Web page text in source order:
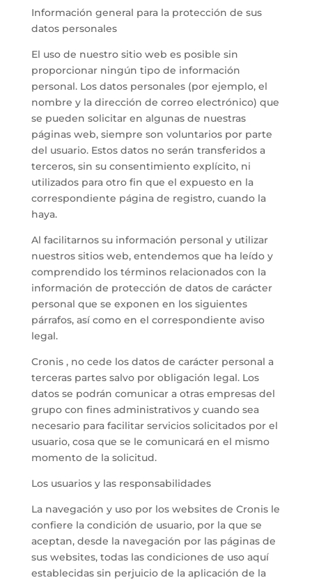
Información general para la protección de sus
datos personales
El uso de nuestro sitio web es posible sin
proporcionar ningún tipo de información
personal. Los datos personales (por ejemplo, el
nombre y la dirección de correo electrónico) que
se pueden solicitar en algunas de nuestras
páginas web, siempre son voluntarios por parte
del usuario. Estos datos no serán transferidos a
terceros, sin su consentimiento explícito, ni
utilizados para otro fin que el expuesto en la
correspondiente página de registro, cuando la
haya.
Al facilitarnos su información personal y utilizar
nuestros sitios web, entendemos que ha leído y
comprendido los términos relacionados con la
información de protección de datos de carácter
personal que se exponen en los siguientes
párrafos, así como en el correspondiente aviso
legal.
Cronis , no cede los datos de carácter personal a
terceras partes salvo por obligación legal. Los
datos se podrán comunicar a otras empresas del
grupo con fines administrativos y cuando sea
necesario para facilitar servicios solicitados por el
usuario, cosa que se le comunicará en el mismo
momento de la solicitud.
Los usuarios y las responsabilidades
La navegación y uso por los websites de Cronis le
confiere la condición de usuario, por la que se
aceptan, desde la navegación por las páginas de
sus websites, todas las condiciones de uso aquí
establecidas sin perjuicio de la aplicación de la